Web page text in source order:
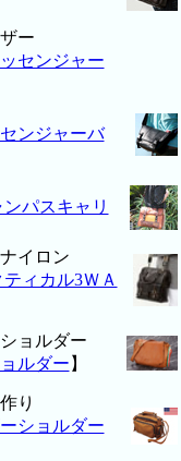
ー
センジャー
ンジャーバ
パスキャリ
イロン
ィカル3ＷＡ
ョルダー
ルダー 】
り
ショルダー